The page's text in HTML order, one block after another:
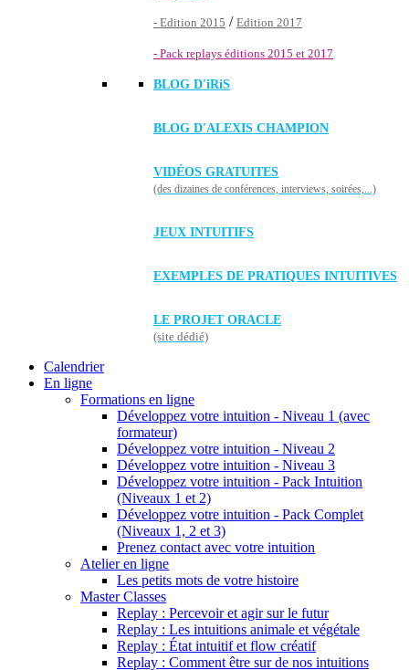
- Edition 2015 / Edition 2017
- Pack replays éditions 2015 et 2017
BLOG D'iRiS
BLOG D'ALEXIS CHAMPION
VIDÉOS GRATUITES
(des dizaines de conférences, interviews, soirées,...)
JEUX INTUITIFS
EXEMPLES DE PRATIQUES INTUITIVES
LE PROJET ORACLE
(site dédié)
Calendrier
En ligne
Formations en ligne
Développez votre intuition - Niveau 1 (avec
formateur)
Développez votre intuition - Niveau 2
Développez votre intuition - Niveau 3
Développez votre intuition - Pack Intuition
(Niveaux 1 et 2)
Développez votre intuition - Pack Complet
(Niveaux 1, 2 et 3)
Prenez contact avec votre intuition
Atelier en ligne
Les petits mots de votre histoire
Master Classes
Replay : Percevoir et agir sur le futur
Replay : Les intuitions animale et végétale
Replay : État intuitif et flow créatif
Replay : Comment être sur de nos intuitions